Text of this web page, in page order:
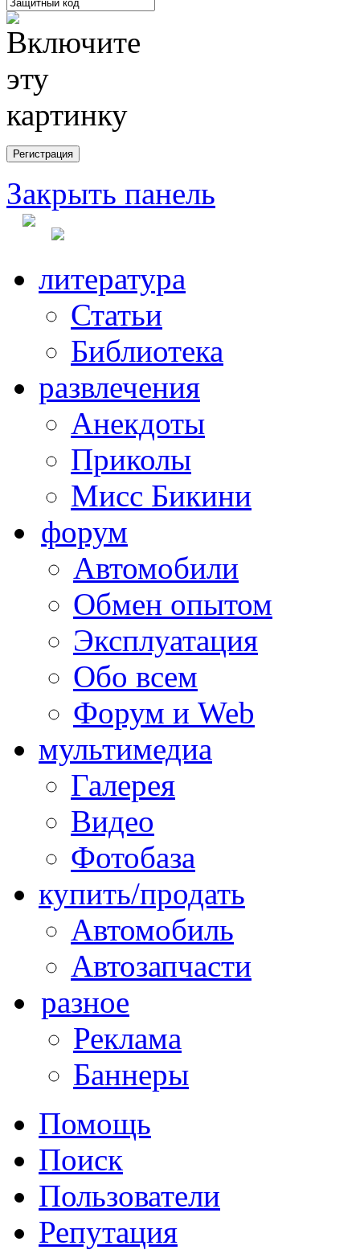
Закрыть панель
литература
Статьи
Библиотека
развлечения
Анекдоты
Приколы
Мисс Бикини
форум
Автомобили
Обмен опытом
Эксплуатация
Обо всем
Форум и Web
мультимедиа
Галерея
Видео
Фотобаза
купить/продать
Автомобиль
Автозапчасти
разное
Реклама
Баннеры
Помощь
Поиск
Пользователи
Репутация